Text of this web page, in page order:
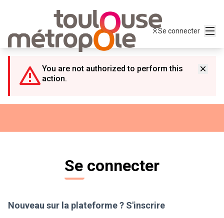
Se connecter
You are not authorized to perform this
action.
Se connecter
Nouveau sur la plateforme ? S'inscrire